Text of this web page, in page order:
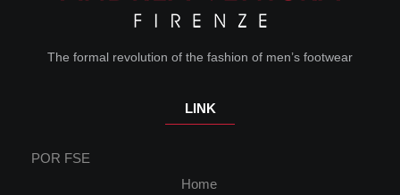
The formal revolution of the fashion of men’s footwear
LINK
POR FSE
Home